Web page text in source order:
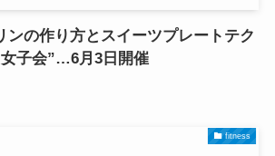
ンの作り方とスイーツプレートテク
子会”…6月3日開催
fitness